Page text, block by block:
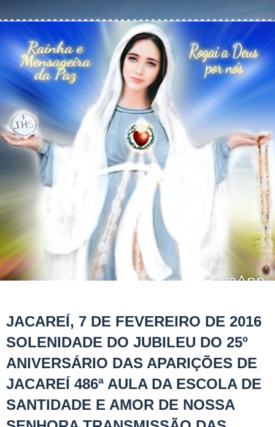
JACAREÍ, 7 DE FEVEREIRO DE 2016
SOLENIDADE DO JUBILEU DO 25º
ANIVERSÁRIO DAS APARIÇÕES DE
JACAREÍ 486ª AULA DA ESCOLA DE
SANTIDADE E AMOR DE NOSSA